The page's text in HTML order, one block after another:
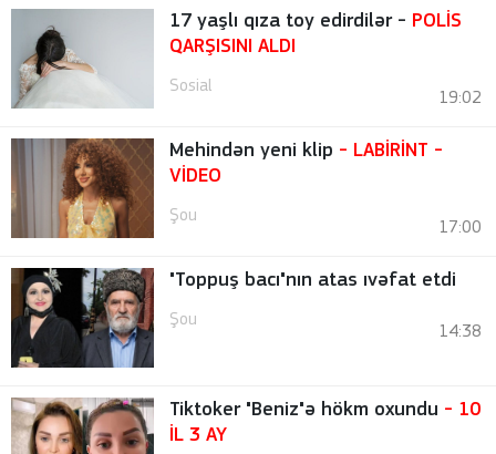
17 yaşlı qıza toy edirdilər - POLİS
QARŞISINI ALDI
Sosial
19:02
Mehindən yeni klip - LABİRİNT -
VİDEO
Şou
17:00
"Toppuş bacı"nın atas ıvəfat etdi
Şou
14:38
Tiktoker "Beniz"ə hökm oxundu - 10
İL 3 AY